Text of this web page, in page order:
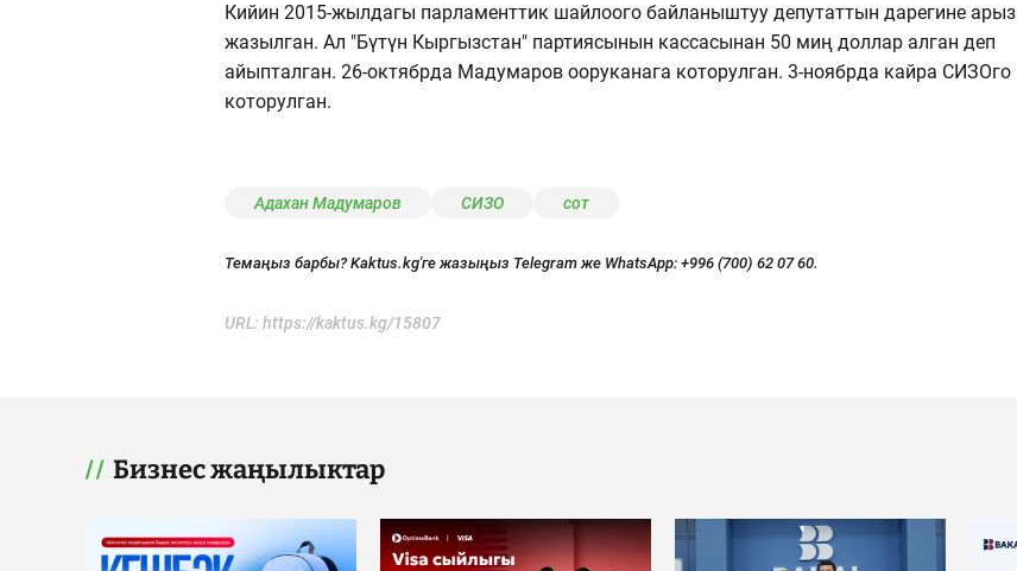
Кийин 2015-жылдагы парламенттик шайлоого байланыштуу депутаттын дарегине арыз
жазылган. Ал "Бүтүн Кыргызстан" партиясынын кассасынан 50 миң доллар алган деп
айыпталган. 26-октябрда Мадумаров ооруканага которулган. 3-ноябрда кайра СИЗОго
которулган.
Адахан Мадумаров СИЗО сот
Темаңыз барбы? Kaktus.kg'ге жазыңыз Telegram же WhatsApp: +996 (700) 62 07 60.
URL: https://kaktus.kg/15807
Бизнес жаңылыктар